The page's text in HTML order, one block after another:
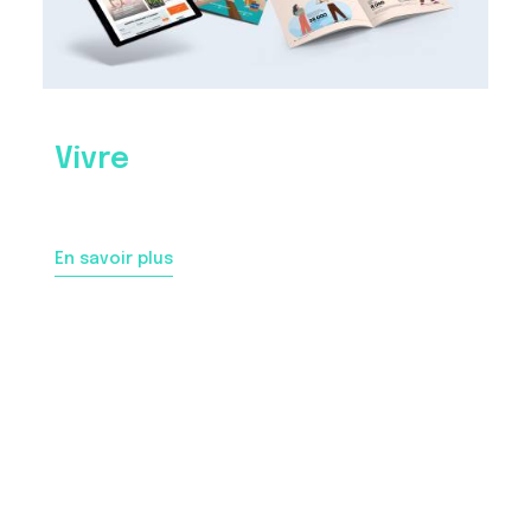
Vivre
En savoir plus